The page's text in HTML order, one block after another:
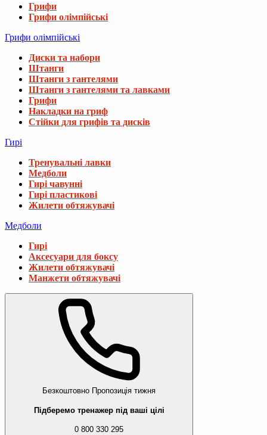
Грифи
Грифи олімпійські
Грифи олімпійські
Диски та набори
Штанги
Штанги з гантелями
Штанги з гантелями та лавками
Грифи
Накладки на гриф
Стійки для грифів та дисків
Гирі
Тренувальні лавки
Медболи
Гирі чавунні
Гирі пластикові
Жилети обтяжувачі
Медболи
Гирі
Аксесуари для боксу
Жилети обтяжувачі
Манжети обтяжувачі
Безкоштовно Пропозиція тижня
Підберемо тренажер під ваші цілі
0 800 330 295